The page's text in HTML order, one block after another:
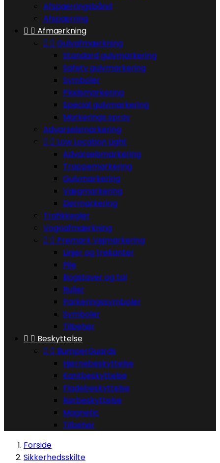
Afspærringsbånd
Afspærring
  Afmærkning
  Gulvafmærkning
Standard gulvmarkering
Safety gulvmarkering
Symboler
Pladsmarkering
Special gulvmarkering
Markerings spray
Advarselsmarkering
  Low Location Light
Advarselsmarkering
Trappemarkering
Gulvmarkering
Vægmarkering
Dørmarkering
Trafikkegler
Vognafmærkning
  Premark Vejmarkering
Linjer og trekanter
Pile
Bogstaver og tal
Ruller
Parkeringssymboler
Symboler
Tilbehør
  Beskyttelse
  BumperGuards
Hjørnebeskyttelse
Kantbeskyttelse
Fladebeskyttelse
Rørbeskyttelse
Magnetic
Tilbehør
Forside
Sikkerhedsskilte